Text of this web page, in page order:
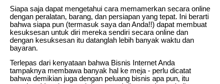
Siapa saja dapat mengetahui cara memamerkan secara online
dengan peralatan, barang, dan persiapan yang tepat. Ini berarti
bahwa siapa pun (termasuk saya dan Anda!!) dapat membuat
kesuksesan untuk diri mereka sendiri secara online dan
dengan kesuksesan itu datanglah lebih banyak waktu dan
bayaran.
Terlepas dari kenyataan bahwa Bisnis Internet Anda
tampaknya membawa banyak hal ke meja - perlu dicatat
bahwa demikian juga dengan peluang bisnis apa pun, itu